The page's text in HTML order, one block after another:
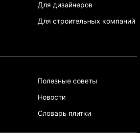
Для дизайнеров
Для строительных компаний
Полезные советы
Новости
Словарь плитки